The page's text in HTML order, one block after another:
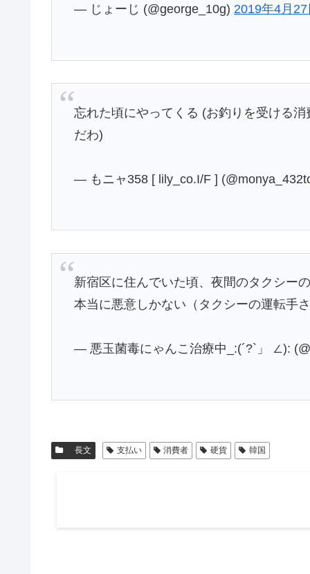
— じょーじ (@george_10g) 2019年4月27
忘れた頃にやってくる (お釣りを受ける
だわ)
— もニャ358 [ lily_co.I/F ]
新宿区に住んでいた頃、夜間のタクシー
本当に悪意しかない（タクシーの運転手
— 悪玉菌毒にゃんこ治療中_:(´?`」 ∠):
長文 支払い 消費者 硬貨 韓国